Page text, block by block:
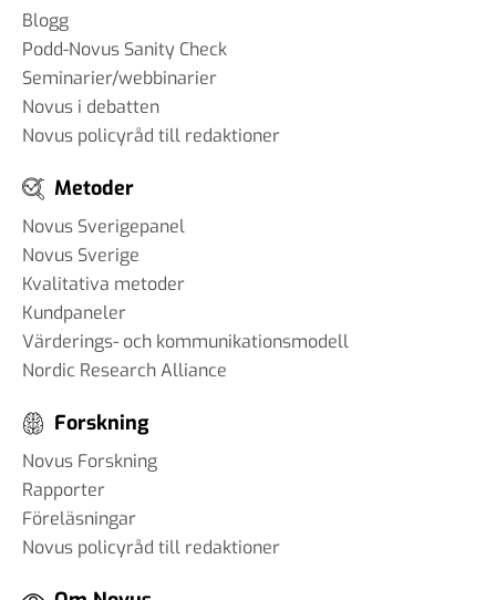
Blogg
Podd-Novus Sanity Check
Seminarier/webbinarier
Novus i debatten
Novus policyråd till redaktioner
Metoder
Novus Sverigepanel
Novus Sverige
Kvalitativa metoder
Kundpaneler
Värderings- och kommunikationsmodell
Nordic Research Alliance
Forskning
Novus Forskning
Rapporter
Föreläsningar
Novus policyråd till redaktioner